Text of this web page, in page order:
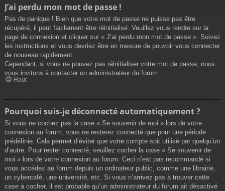
J’ai perdu mon mot de passe !
Pas de panique ! Bien que votre mot de passe ne puisse pas être
récupéré, il peut facilement être réinitialisé. Veuillez vous rendre sur la
page de connexion et cliquer sur « J’ai perdu mon mot de passe ». Suivez
les instructions et vous devriez être en mesure de pouvoir vous connecter
de nouveau rapidement.
Cependant, si vous ne pouvez pas réinitialiser votre mot de passe, nous
vous invitons à contacter un administrateur du forum.
Haut
Pourquoi suis-je déconnecté automatiquement ?
Si vous ne cochez pas la case « Se souvenir de moi » lors de votre
connexion au forum, vous ne resterez connecté que pour une période
prédéfinie. Cela permet d’éviter que votre compte soit utilisé par quelqu’un
d’autre. Pour rester connecté, veuillez cocher la case « Se souvenir de
moi » lors de votre connexion au forum. Ceci n’est pas recommandé si
vous accédez au forum depuis un ordinateur public, comme une librairie,
un cybercafé, une université, etc. Si vous n’arrivez pas à trouver cette
case à cocher, il est probable qu’un administrateur du forum ait désactivé